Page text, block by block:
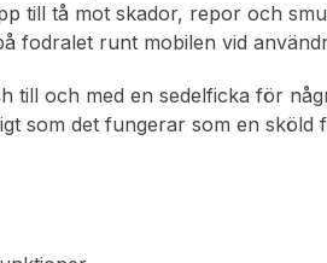
till tå mot skador, repor och
fodralet runt mobilen vid
till och med en sedelficka för
som det fungerar som en sköld